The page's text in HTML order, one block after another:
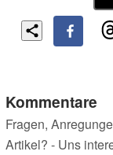
Kommentare
Fragen,
Artikel? - Uns